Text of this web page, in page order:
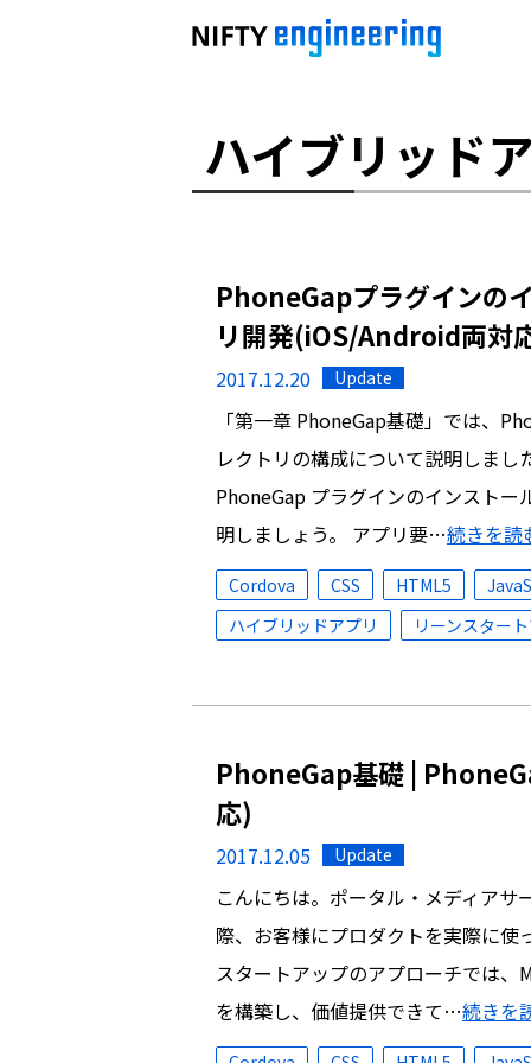
ハイブリッド
PhoneGapプラグインの
リ開発(iOS/Android両対
2017.12.20 Update
「第一章 PhoneGap基礎」では、
レクトリの構成について説明しまし
PhoneGap プラグインのインスト
明しましょう。 アプリ要…続きを読
Cordova CSS HTML5
ハイブリッドアプリ
リーンスター
PhoneGap基礎 |
応)
2017.12.05 Update
こんにちは。ポータル・メディアサ
際、お客様にプロダクトを実際に使
スタートアップのアプローチでは
を構築し、価値提供できて…続きを